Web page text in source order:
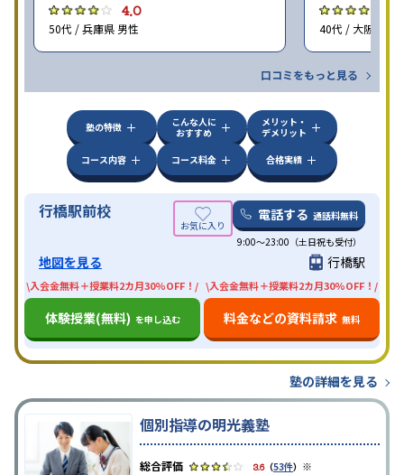
4.0
50代 / 兵庫県 男性 40代 / 大阪府 女
口コミをもっと見る
塾の特徴
こんな人に
おすすめ
メリット・
デメリット
コース内容
コース料金 合格実績
行橋駅前校 電話する 通話料無料
9:00～23:00（土日祝も受付）
地図を見る 行橋駅
\入会金無料＋授業料2カ月30%OFF！/
体験授業(無料) を申し込む
\入会金無料＋授業料2カ月30%OFF！/
料金などの資料請求 無料
塾の詳細を見る
個別指導の明光義塾
3.6（53件） ※